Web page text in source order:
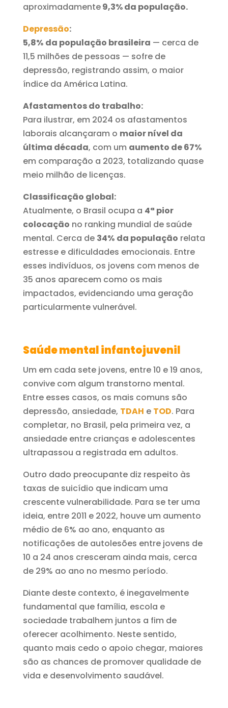
aproximadamente9,3% da população.
Depressão:
5,8% da população brasileira — cerca de
11,5 milhões de pessoas — sofre de
depressão, registrando assim, o maior
índice da América Latina.
Afastamentos do trabalho:
Para ilustrar, em 2024 os afastamentos
laborais alcançaram o maior nível da
última década, com um aumento de 67%
em comparação a 2023, totalizando quase
meio milhão de licenças.
Classificação global:
Atualmente, o Brasil ocupa a 4ª pior
colocação no ranking mundial de saúde
mental. Cerca de 34% da população relata
estresse e dificuldades emocionais. Entre
esses indivíduos, os jovens com menos de
35 anos aparecem como os mais
impactados, evidenciando uma geração
particularmente vulnerável.
Saúde mental infantojuvenil
Um em cada sete jovens, entre 10 e 19 anos,
convive com algum transtorno mental.
Entre esses casos, os mais comuns são
depressão, ansiedade, TDAH e TOD. Para
completar, no Brasil, pela primeira vez, a
ansiedade entre crianças e adolescentes
ultrapassou a registrada em adultos.
Outro dado preocupante diz respeito às
taxas de suicídio que indicam uma
crescente vulnerabilidade. Para se ter uma
ideia, entre 2011 e 2022, houve um aumento
médio de 6% ao ano, enquanto as
notificações de autolesões entre jovens de
10 a 24 anos cresceram ainda mais, cerca
de 29% ao ano no mesmo período.
Diante deste contexto, é inegavelmente
fundamental que família, escola e
sociedade trabalhem juntos a fim de
oferecer acolhimento. Neste sentido,
quanto mais cedo o apoio chegar, maiores
são as chances de promover qualidade de
vida e desenvolvimento saudável.